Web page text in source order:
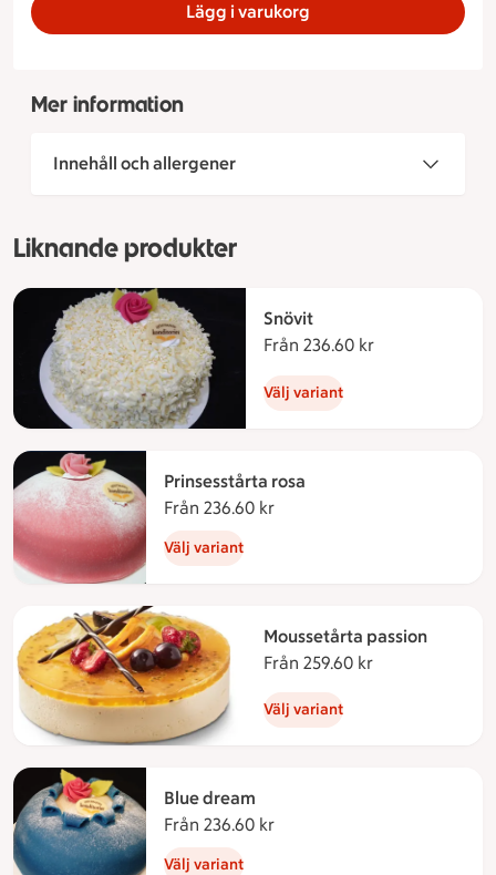
Lägg i varukorg
Mer information
Innehåll och allergener
Liknande produkter
Snövit
Från 236.60 kr
Välj variant
Prinsesstårta rosa
Från 236.60 kr
Välj variant
Moussetårta passion
Från 259.60 kr
Välj variant
Blue dream
Från 236.60 kr
Välj variant